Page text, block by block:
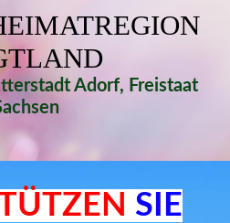
Adorf, Freistaat
SIE